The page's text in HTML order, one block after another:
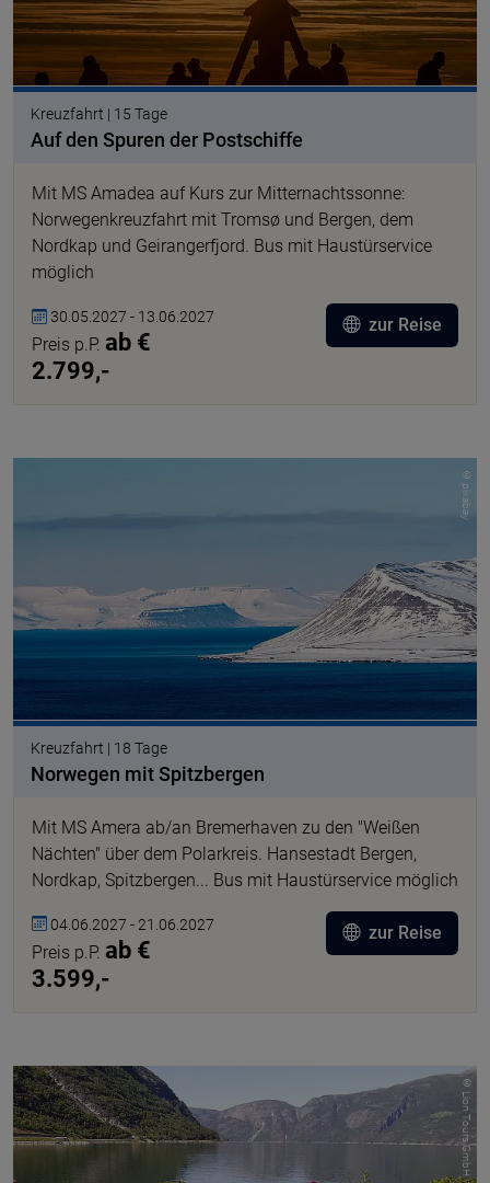
Kreuzfahrt | 15 Tage
Auf den Spuren der Postschiffe
Mit MS Amadea auf Kurs zur Mitternachtssonne:
Norwegenkreuzfahrt mit Tromsø und Bergen, dem
Nordkap und Geirangerfjord. Bus mit Haustürservice
möglich
30.05.2027 - 13.06.2027
Preis p.P. ab €
2.799,-
zur Reise
© pixabay
Kreuzfahrt | 18 Tage
Norwegen mit Spitzbergen
Mit MS Amera ab/an Bremerhaven zu den "Weißen
Nächten" über dem Polarkreis. Hansestadt Bergen,
Nordkap, Spitzbergen... Bus mit Haustürservice möglich
04.06.2027 - 21.06.2027
Preis p.P. ab €
3.599,-
zur Reise
© Lion Tours GmbH